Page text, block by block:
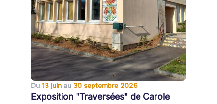
Du 13 juin au 30 septembre 2026
Exposition "Traversées" de Carole